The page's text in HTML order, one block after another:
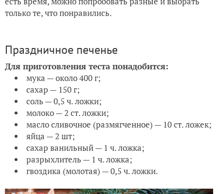
только те, что понравились.
Праздничное печенье
Для приготовления теста понадобится:
мука — около 400 г;
сахар — 150 г;
соль — 0,5 ч. ложки;
молоко — 2 ст. ложки;
масло сливочное (размягченное) — 10 ст. ложек;
яйца — 2 шт;
сахар ванильный — 1 ч. ложка;
разрыхлитель — 1 ч. ложка;
гвоздика (молотая) — 0,5 ч. ложки.